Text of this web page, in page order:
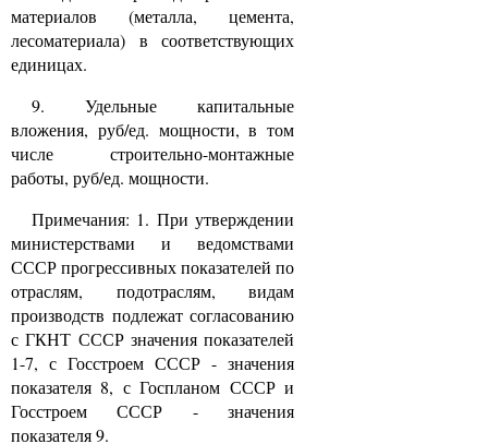
материалов (металла, цемента,
лесоматериала) в соответствующих
единицах.
9. Удельные капитальные
вложения, руб/ед. мощности, в том
числе строительно-монтажные
работы, руб/ед. мощности.
Примечания: 1. При утверждении
министерствами и ведомствами
СССР прогрессивных показателей по
отраслям, подотраслям, видам
производств подлежат согласованию
с ГКНТ СССР значения показателей
1-7, с Госстроем СССР - значения
показателя 8, с Госпланом СССР и
Госстроем СССР - значения
показателя 9.